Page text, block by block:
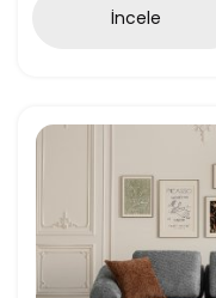
İncele